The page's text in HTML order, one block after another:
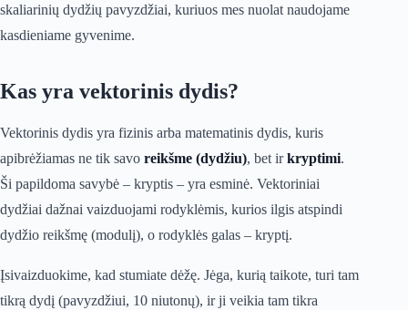
skaliarinių dydžių pavyzdžiai, kuriuos mes nuolat naudojame
kasdieniame gyvenime.
Kas yra vektorinis dydis?
Vektorinis dydis yra fizinis arba matematinis dydis, kuris
apibrėžiamas ne tik savo reikšme (dydžiu), bet irkryptimi.
Ši papildoma savybė – kryptis – yra esminė. Vektoriniai
dydžiai dažnai vaizduojami rodyklėmis, kurios ilgis atspindi
dydžio reikšmę (modulį), o rodyklės galas – kryptį.
Įsivaizduokime, kad stumiate dėžę. Jėga, kurią taikote, turi tam
tikrą dydį (pavyzdžiui, 10 niutonų), ir ji veikia tam tikra